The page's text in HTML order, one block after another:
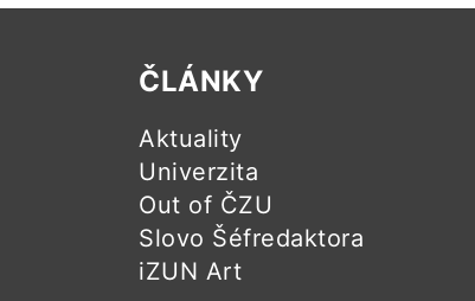
ČLÁNKY
Aktuality
Univerzita
Out of ČZU
Slovo Šéfredaktora
iZUN Art